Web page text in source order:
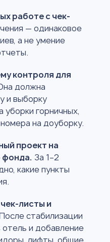
работе с чек-
— одинаковое
а не умение
контроля для
должна
и выборку
уборки горничных,
на доуборку.
проект на
фонда. За 1–2
какие пункты
листы и
стабилизации
и добавление
лифты, общие